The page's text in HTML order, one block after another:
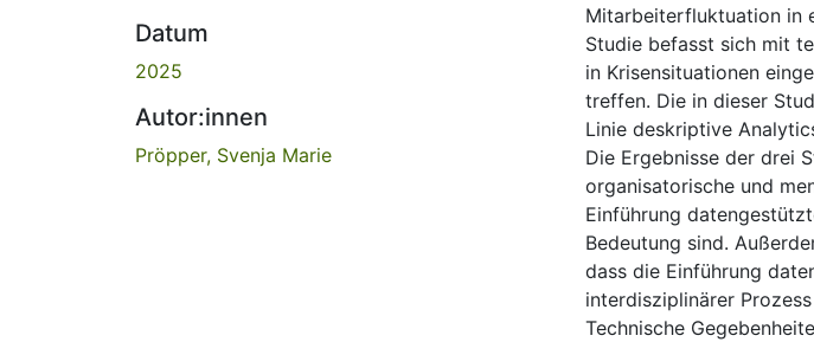
Datum
2025
Autor:innen
Pröpper, Svenja Marie
Mitarbeiterfluktuation in
Studie befasst sich mit
in Krisensituationen
treffen. Die in dieser
Linie deskriptive
Die Ergebnisse der drei
organisatorische und
Einführung
Bedeutung sind.
dass die Einführung
interdisziplinärer
Technische